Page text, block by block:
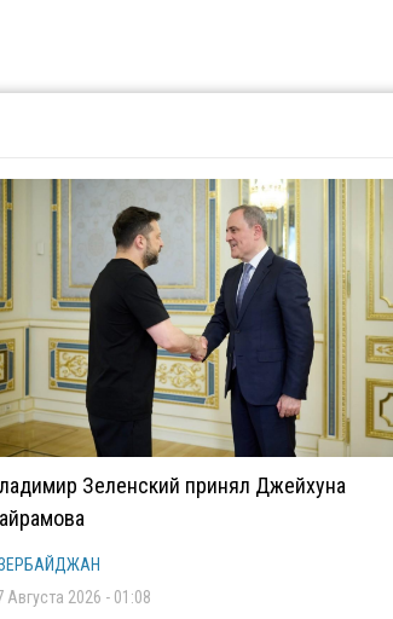
Зеленский принял Джейхуна
Августа 2026 - 01:08